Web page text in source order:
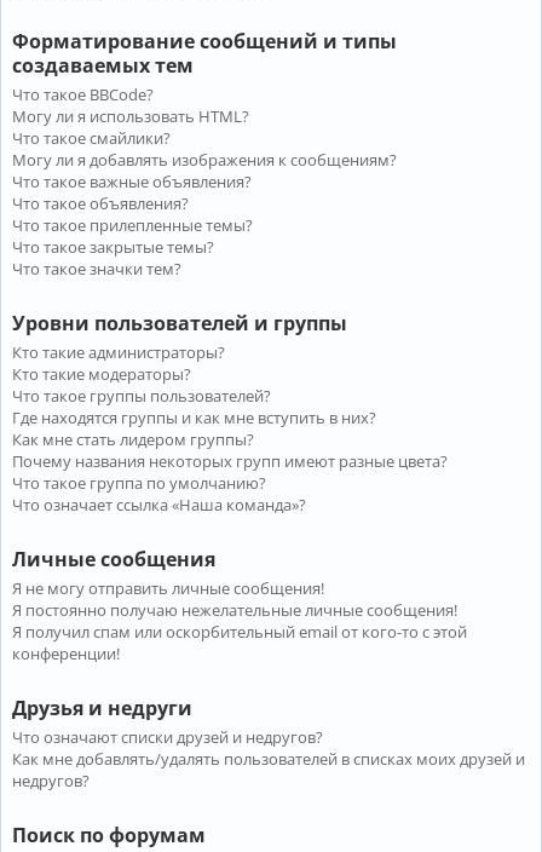
Форматирование сообщений и типы
создаваемых тем
Что такое BBCode?
Могу ли я использовать HTML?
Что такое смайлики?
Могу ли я добавлять изображения к сообщениям?
Что такое важные объявления?
Что такое объявления?
Что такое прилепленные темы?
Что такое закрытые темы?
Что такое значки тем?
Уровни пользователей и группы
Кто такие администраторы?
Кто такие модераторы?
Что такое группы пользователей?
Где находятся группы и как мне вступить в них?
Как мне стать лидером группы?
Почему названия некоторых групп имеют разные цвета?
Что такое группа по умолчанию?
Что означает ссылка «Наша команда»?
Личные сообщения
Я не могу отправить личные сообщения!
Я постоянно получаю нежелательные личные сообщения!
Я получил спам или оскорбительный email от кого-то с этой
конференции!
Друзья и недруги
Что означают списки друзей и недругов?
Как мне добавлять/удалять пользователей в списках моих друзей и
недругов?
Поиск по форумам